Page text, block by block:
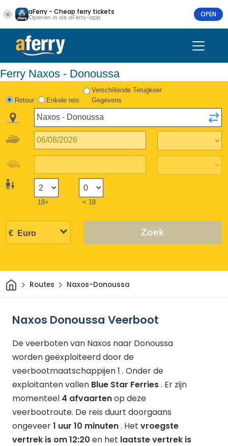
aFerry - Cheap ferry tickets
Openen in de aFerry-app OPEN
Ferry Naxos - Donoussa
Retour Enkele reis
Verschillende Terugkeer
Gegevens
18+ < 18
Zoek
ThuisRoutes Naxos-Donoussa
Naxos Donoussa Veerboot
De veerboten van Naxos naar Donoussa
worden geëxploiteerd door de
veerbootmaatschappijen 1 . Onder de
exploitanten vallen Blue Star Ferries. Er zijn
momenteel 4 afvaartenop deze
veerbootroute. De reis duurt doorgaans
ongeveer1 uur 10 minuten. Het vroegste
vertrek is om 12:20 en het laatste vertrek is